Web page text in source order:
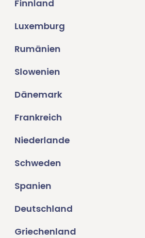
Finnland
Luxemburg
Rumänien
Slowenien
Dänemark
Frankreich
Niederlande
Schweden
Spanien
Deutschland
Griechenland